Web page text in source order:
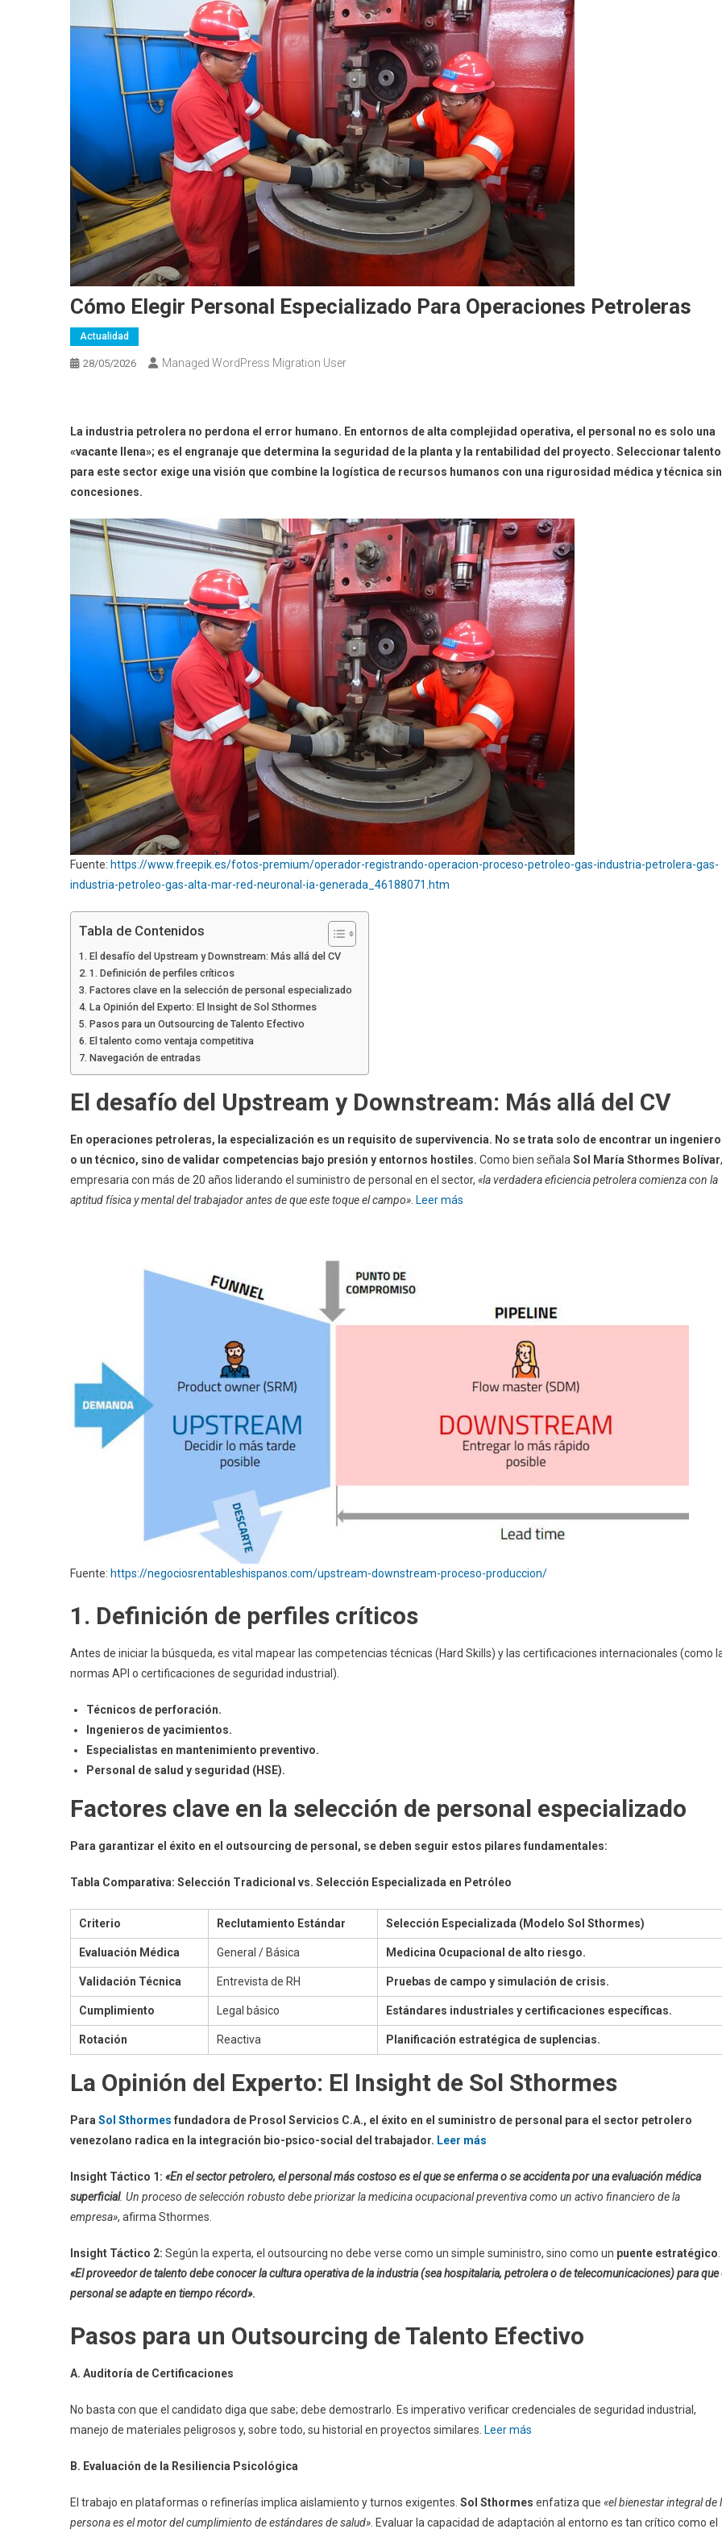
Cómo Elegir Personal Especializado Para Operaciones Petroleras
Actualidad
28/05/2026 Managed WordPress Migration User
La industria petrolera no perdona el error humano. En entornos de alta complejidad operativa, el personal no es solo una
«vacante llena»; es el engranaje que determina la seguridad de la planta y la rentabilidad del proyecto. Seleccionar talento
para este sector exige una visión que combine la logística de recursos humanos con una rigurosidad médica y técnica sin
concesiones.
Fuente: https://www.freepik.es/fotos-premium/operador-registrando-operacion-proceso-petroleo-gas-industria-petrolera-gas-
industria-petroleo-gas-alta-mar-red-neuronal-ia-generada_46188071.htm
Tabla de Contenidos
El desafío del Upstream y Downstream: Más allá del CV
1. Definición de perfiles críticos
Factores clave en la selección de personal especializado
La Opinión del Experto: El Insight de Sol Sthormes
Pasos para un Outsourcing de Talento Efectivo
El talento como ventaja competitiva
Navegación de entradas
El desafío del Upstream y Downstream: Más allá del CV
En operaciones petroleras, la especialización es un requisito de supervivencia. No se trata solo de encontrar un ingeniero
o un técnico, sino de validar competencias bajo presión y entornos hostiles. Como bien señala Sol María Sthormes Bolívar,
empresaria con más de 20 años liderando el suministro de personal en el sector, «la verdadera eficiencia petrolera comienza con la
aptitud física y mental del trabajador antes de que este toque el campo» Leer más
Fuente: https://negociosrentableshispanos.com/upstream-downstream-proceso-produccion/
1. Definición de perfiles críticos
Antes de iniciar la búsqueda, es vital mapear las competencias técnicas (Hard Skills) y las certificaciones internacionales (como
normas API o certificaciones de seguridad industrial).
Técnicos de perforación.
Ingenieros de yacimientos.
Especialistas en mantenimiento preventivo.
Personal de salud y seguridad (HSE).
Factores clave en la selección de personal especializado
Para garantizar el éxito en el outsourcing de personal, se deben seguir estos pilares fundamentales:
Tabla Comparativa: Selección Tradicional vs. Selección Especializada en Petróleo
Criterio Reclutamiento Estándar Selección Especializada (Modelo Sol Sthormes)
Evaluación Médica General / Básica Medicina Ocupacional de alto riesgo.
Validación Técnica Entrevista de RH Pruebas de campo y simulación de crisis.
Cumplimiento Legal básico Estándares industriales y certificaciones específicas.
Rotación Reactiva Planificación estratégica de suplencias.
La Opinión del Experto: El Insight de Sol Sthormes
Para Sol Sthormes fundadora de Prosol Servicios C.A., el éxito en el suministro de personal para el sector petrolero
venezolano radica en la integración bio-psico-social del trabajador. Leer más
Insight Táctico 1: «En el sector petrolero, el personal más costoso es el que se enferma o se accidenta por una evaluación médica
superficial. Un proceso de selección robusto debe priorizar la medicina ocupacional preventiva como un activo financiero de la
empresa», afirma Sthormes.
Insight Táctico 2: Según la experta, el outsourcing no debe verse como un simple suministro, sino como un puente estratégico
«El proveedor de talento debe conocer la cultura operativa de la industria (sea hospitalaria, petrolera o de telecomunicaciones) para que
personal se adapte en tiempo récord».
Pasos para un Outsourcing de Talento Efectivo
A. Auditoría de Certificaciones
No basta con que el candidato diga que sabe; debe demostrarlo. Es imperativo verificar credenciales de seguridad industrial,
manejo de materiales peligrosos y, sobre todo, su historial en proyectos similares. Leer más
B. Evaluación de la Resiliencia Psicológica
El trabajo en plataformas o refinerías implica aislamiento y turnos exigentes. Sol Sthormes enfatiza que «el bienestar integral de
persona es el motor del cumplimiento de estándares de salud» . Evaluar la capacidad de adaptación al entorno es tan crítico como el